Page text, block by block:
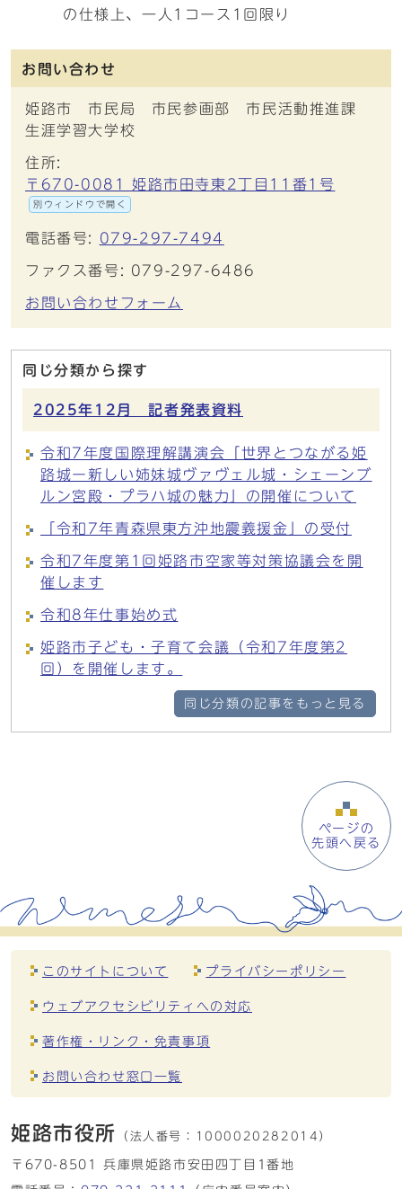
の仕様上、一人1コース1回限り
お問い合わせ
姫路市 市民局 市民参画部 市民活動推進課
生涯学習大学校
住所:
〒670-0081 姫路市田寺東2丁目11番1号
別ウィンドウで開く
電話番号: 079-297-7494
ファクス番号: 079-297-6486
お問い合わせフォーム
同じ分類から探す
2025年12月 記者発表資料
令和7年度国際理解講演会「世界とつながる姫
路城ー新しい姉妹城ヴァヴェル城・シェーンブ
ルン宮殿・プラハ城の魅力」の開催について
「令和7年青森県東方沖地震義援金」の受付
令和7年度第1回姫路市空家等対策協議会を開
催します
令和8年仕事始め式
姫路市子ども・子育て会議（令和7年度第2
回）を開催します。
同じ分類の記事をもっと見る
ページの
先頭へ戻る
このサイトについて プライバシーポリシー
ウェブアクセシビリティへの対応
著作権・リンク・免責事項
お問い合わせ窓口一覧
姫路市役所 （法人番号： 1000020282014）
〒670-8501 兵庫県姫路市安田四丁目1番地